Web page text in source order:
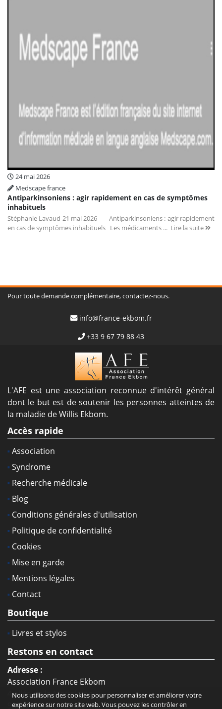
24 mai 2026
Medscape france
Antiparkinsoniens : agir rapidement en cas de symptômes
inhabituels
Stéphanie Lavaud 21 mai 2026 Antiparkinsoniens : agir rapidement
en cas de symptômes inhabituels Les médicaments ... Lire la suite
Pour toute demande complémentaire, contactez-nous.
info@france-ekbom.fr
+33 9 67 79 88 43
L'AFE est une association reconnue d'intérêt général
dont le but est de soutenir les personnes atteintes de
la maladie de Willis Ekbom.
Accès rapide
Association
Syndrome
Recherche médicale
Blog
Conditions générales d'utilisation
Politique de confidentialité
Cookies
Mise en garde
Mentions légales
Contact
Boutique
Livres et stylos
Restons en contact
Adresse :
Association France Ekbom
4 allée de la Marjolaine
93330 Neuilly-sur-Marne
Nous utilisons des cookies pour personnaliser et améliorer votre
expérience sur notre site web. Vous pouvez les contrôler en